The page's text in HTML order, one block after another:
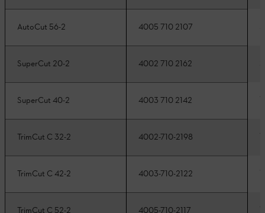
AutoCut 56-2 4005 710 2107
SuperCut 20-2 4002 710 2162
SuperCut 40-2 4003 710 2142
TrimCut C 32-2 4002-710-2198
TrimCut C 42-2 4003-710-2122